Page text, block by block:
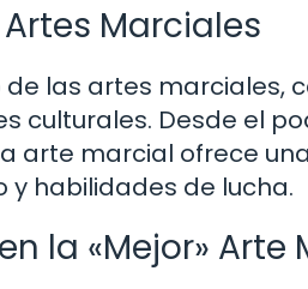
Marciales
de las artes marciales,
culturales. Desde el
arte marcial ofrece
habilidades de lucha.
la «Mejor» Arte